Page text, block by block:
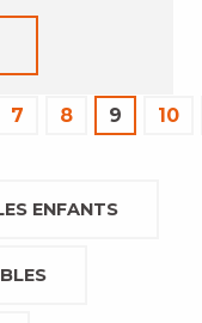
7 8 9 10
ENFANTS